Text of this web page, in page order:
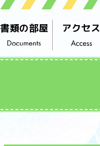
書類の部屋 アクセス